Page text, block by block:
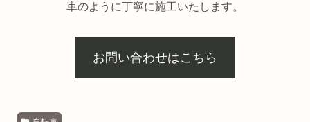
車のように丁寧に施工いたします。
お問い合わせはこちら